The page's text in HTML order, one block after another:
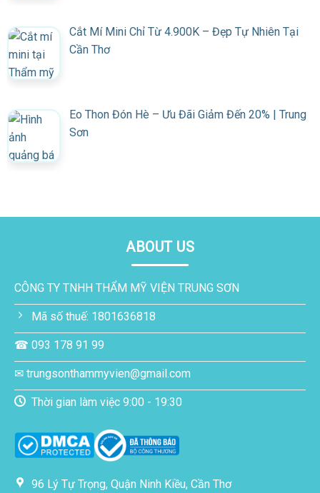
Cắt Mí Mini Chỉ Từ 4.900K – Đẹp Tự Nhiên Tại
Cần Thơ
Eo Thon Đón Hè – Ưu Đãi Giảm Đến 20% | Trung
Sơn
ABOUT US
CÔNG TY TNHH THẨM MỸ VIỆN TRUNG SƠN
Mã số thuế: 1801636818
☎ 093 178 91 99
✉ trungsonthammyvien@gmail.com
Thời gian làm việc 9:00 - 19:30
96 Lý Tự Trọng, Quận Ninh Kiều, Cần Thơ